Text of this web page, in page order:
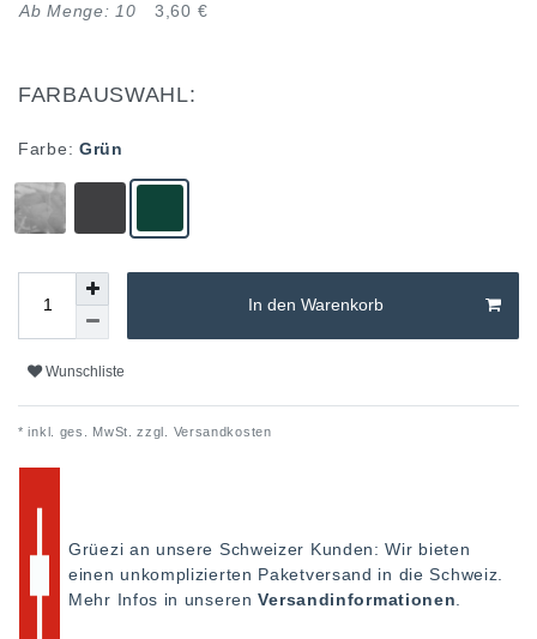
Ab Menge: 10
3,60 €
FARBAUSWAHL:
Farbe: Grün
In den Warenkorb
Wunschliste
* inkl. ges. MwSt. zzgl. Versandkosten
Grüezi an unsere Schweizer Kunden: Wir bieten
einen unkomplizierten Paketversand in die Schweiz.
Mehr Infos in unserenVersandinformationen